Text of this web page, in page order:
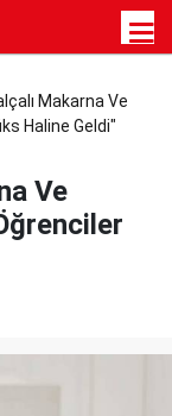
Makarna Ve
Haline Geldi"
Ve